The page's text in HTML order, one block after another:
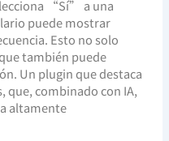
“Sí” a una
puede mostrar
Esto no solo
también puede
Un plugin que destaca
que, combinado con IA,
altamente